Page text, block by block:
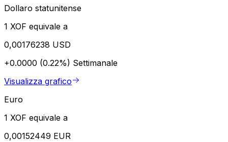
Dollaro statunitense
1 XOF equivale a
0,00176238 USD
+0.0000 (0.22%) Settimanale
Visualizza grafico
Euro
1 XOF equivale a
0,00152449 EUR